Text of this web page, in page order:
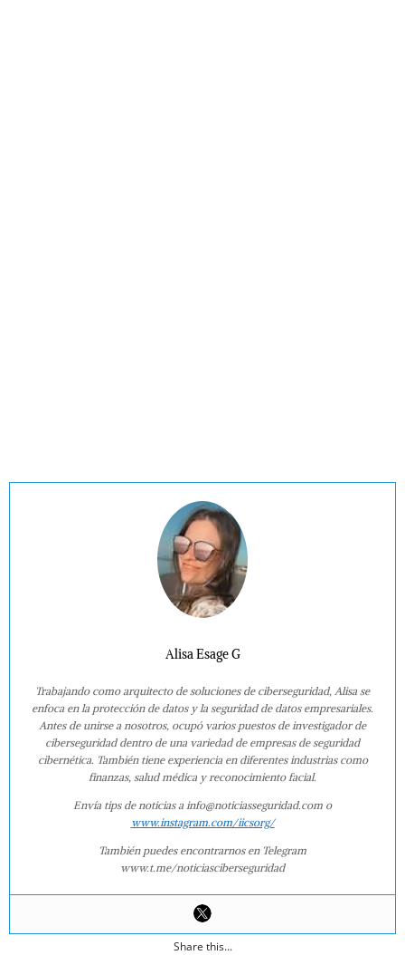
Alisa Esage G
Trabajando como arquitecto de soluciones de ciberseguridad, Alisa se
enfoca en la protección de datos y la seguridad de datos empresariales.
Antes de unirse a nosotros, ocupó varios puestos de investigador de
ciberseguridad dentro de una variedad de empresas de seguridad
cibernética. También tiene experiencia en diferentes industrias como
finanzas, salud médica y reconocimiento facial.
Envía tips de noticias a info@noticiasseguridad.com o
www.instagram.com/iicsorg/
También puedes encontrarnos en Telegram
www.t.me/noticiasciberseguridad
Share this...